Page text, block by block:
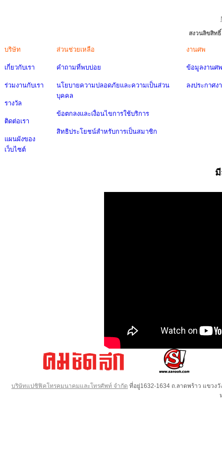
สงวนลิขสิท
บริษัท
เกี่ยวกับเรา
ร่วมงานกับเรา
รางวัล
ติดต่อเรา
แผนผังของ
เว็บไซต์
ส่วนช่วยเหลือ
คำถามที่พบบ่อย
นโยบายความปลอดภัยและความเป็นส่วน
บุคคล
ข้อตกลงและเงื่อนไขการใช้บริการ
สิทธิประโยชน์สำหรับการเป็นสมาชิก
งานศพ
ข้อมูลงานศพ
ลงประกาศง
บริษัทแปซิฟิคโทรคมนาคมและโทรศัพท์ จำกัด ที่อยู่1632-1634 ถ.ลาดพร้าว แขวง